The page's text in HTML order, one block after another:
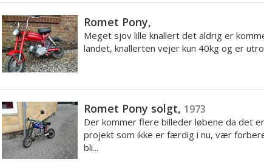
Romet Pony,
Meget sjov lille knallert det aldrig er
landet, knallerten vejer kun 40kg og er
Romet Pony solgt, 1973
Der kommer flere billeder løbene da det
projekt som ikke er færdig i nu, vær
bli...